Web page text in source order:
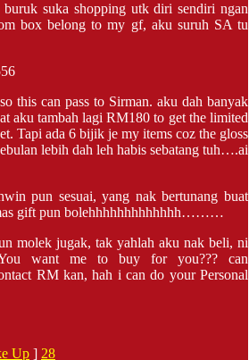
suka shopping utk diri sendiri ngan
box belong to my gf, aku suruh SA tu
this can pass to Sirman. aku dah banyak
aku tambah lagi RM180 to get the limited
Tapi ada 6 bijik je my items coz the gloss
lebih dah leh habis sebatang tuh….ai
pun sesuai, yang nak bertunang buat
gift pun bolehhhhhhhhhhhhh………
molek jugak, tak yahlah aku nak beli, ni
want me to buy for you??? can
RM kan, hah i can do your Personal
Up ] 28